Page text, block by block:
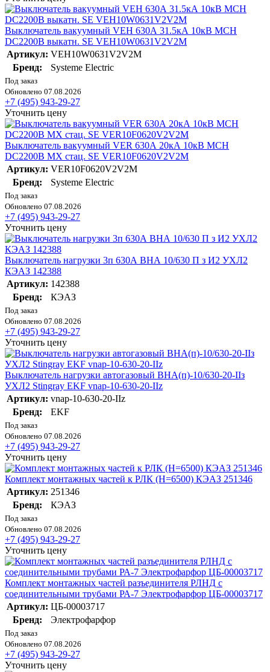
Выключатель вакуумный VEH 630А 31.5кА 10кВ MCH
DC2200В выкатн. SE VEH10W0631V2V2M
Артикул: VEH10W0631V2V2M
Бренд:
Systeme Electric
Под заказ
Обновлено 07.08.2026
+7 (495) 943-29-27
Уточнить цену
Выключатель вакуумный VER 630А 20кА 10кВ MCH
DC2200В MX стац. SE VER10F0620V2V2M
Артикул: VER10F0620V2V2M
Бренд:
Systeme Electric
Под заказ
Обновлено 07.08.2026
+7 (495) 943-29-27
Уточнить цену
Выключатель нагрузки 3п 630А ВНА 10/630 П з И2 УХЛ2
КЭАЗ 142388
Артикул: 142388
Бренд:
КЭАЗ
Под заказ
Обновлено 07.08.2026
+7 (495) 943-29-27
Уточнить цену
Выключатель нагрузки автогазовый ВНА(п)-10/630-20-IIз
УХЛ2 Stingray EKF vnap-10-630-20-IIz
Артикул: vnap-10-630-20-IIz
Бренд:
EKF
Под заказ
Обновлено 07.08.2026
+7 (495) 943-29-27
Уточнить цену
Комплект монтажных частей к РЛК (H=6500) КЭАЗ 251346
Артикул: 251346
Бренд:
КЭАЗ
Под заказ
Обновлено 07.08.2026
+7 (495) 943-29-27
Уточнить цену
Комплект монтажных частей разъединителя РЛНД с
соединительными трубами РА-7 Электрофарфор ЦБ-00003717
Артикул: ЦБ-00003717
Бренд:
Электрофарфор
Под заказ
Обновлено 07.08.2026
+7 (495) 943-29-27
Уточнить цену